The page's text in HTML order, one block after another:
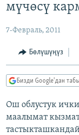
ЭКОНОМИКА
МАДАНИЯТ
БОРБОР АЗИЯ
УКРАИНА
АТАЙЫН ИЛИКТӨӨ
ТВ
ЭКСПЕРТТЕР
БИЗ ЖАНА ДҮЙНӨ
ӨЗГӨЧӨ ПИКИР
Русский
мүчөсү
7-Февраль, 2011
Бөлүшүңүз
Бизди Google'дан
Ош облустук
маалымат